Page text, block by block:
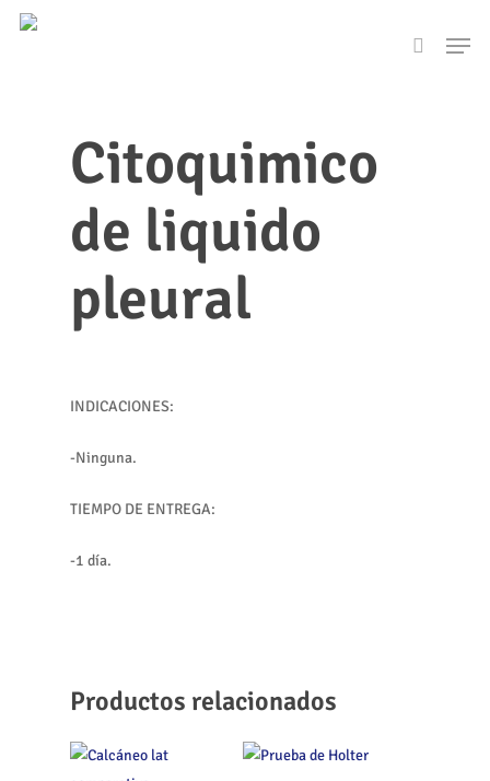
Skip
search
Citoquimico
de liquido
pleural
INDICACIONES:
-Ninguna.
TIEMPO DE ENTREGA:
-1 día.
Productos relacionados